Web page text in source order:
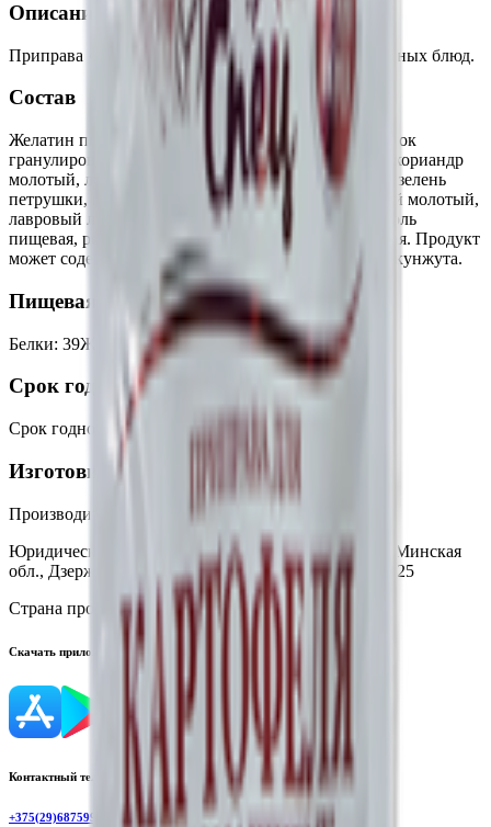
Описание
Приправа «Спец» для наваристого холодца и заливных блюд.
Состав
Желатин пищевой, смесь пряностей и овощей (чеснок
гранулированный, горчица белая семена молотые, кориандр
молотый, лук репчатый кусочки, морковь кусочки, зелень
петрушки, перец чёрный молотый, перец душистый молотый,
лавровый лист молотый, корень хрена молотый), соль
пищевая, регулятор кислотности - кислота лимонная. Продукт
может содержать следы горчицы, сельдерея, семян кунжута.
Пищевая ценность на 100г
Белки: 39Жиры 3Углеводы 22Калории:270
Срок годности
Срок годности :22 месяца
Изготовитель
Производитель:
ООО «Гурмина-ПРО»
Юридический адрес:
222750, Республика Беларусь, Минская
обл., Дзержинский р-н, г. Фаниполь, ул. Заводская, 25
Страна производства:
Республика Беларусь
Скачать приложение
Контактный телефон
+375(29)6875999